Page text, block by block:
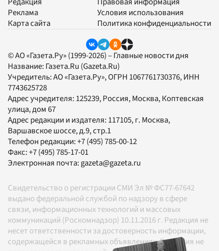
Реклама
Карта сайта
Условия использования
Политика конфиденциальности
© АО «Газета.Ру» (1999-2026) – Главные новости дня
Название: Газета.Ru (Gazeta.Ru)
Учредитель:АО «Газета.Ру», ОГРН 1067761730376, ИНН
7743625728
Адрес учредителя: 125239, Россия, Москва, Коптевская
улица, дом 67
Адрес редакции и издателя: 117105, г. Москва,
Варшавское шоссе, д.9, стр.1
Телефон редакции:+7 (495) 785-00-12
Факс:+7 (495) 785-17-01
Электронная почта:gazeta@gazeta.ru
Свидетельство о регистрации СМИ Эл № ФС77-67642
выдано федеральной службой по надзору в сфере
связи, информационных технологий и массовых
коммуникаций (Роскомнадзор) 10.11.2016 г. Редакция не
несет ответственности за достоверность информации,
содержащейся в рекламных объявлениях. Редакция не